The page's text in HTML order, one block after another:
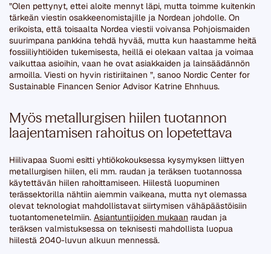
”Olen pettynyt, ettei aloite mennyt läpi, mutta toimme kuitenkin
tärkeän viestin osakkeenomistajille ja Nordean johdolle. On
erikoista, että toisaalta Nordea viestii voivansa Pohjoismaiden
suurimpana pankkina tehdä hyvää, mutta kun haastamme heitä
fossiiliyhtiöiden tukemisesta, heillä ei olekaan valtaa ja voimaa
vaikuttaa asioihin, vaan he ovat asiakkaiden ja lainsäädännön
armoilla. Viesti on hyvin ristiriitainen ”, sanoo Nordic Center for
Sustainable Financen Senior Advisor Katrine Ehnhuus.
Myös metallurgisen hiilen tuotannon
laajentamisen rahoitus on lopetettava
Hiilivapaa Suomi esitti yhtiökokouksessa kysymyksen liittyen
metallurgisen hiilen, eli mm. raudan ja teräksen tuotannossa
käytettävän hiilen rahoittamiseen. Hiilestä luopuminen
terässektorilla nähtiin aiemmin vaikeana, mutta nyt olemassa
olevat teknologiat mahdollistavat siirtymisen vähäpäästöisiin
tuotantomenetelmiin. Asiantuntijoiden mukaan raudan ja
teräksen valmistuksessa on teknisesti mahdollista luopua
hiilestä 2040-luvun alkuun mennessä.